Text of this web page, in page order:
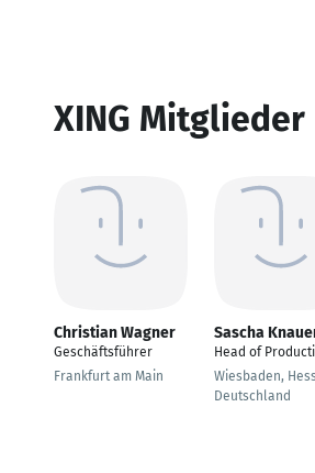
XING
Christian Wagner
Geschäftsführer
Frankfurt am Main
Sascha
Head of
Wiesbaden,
Deutschland